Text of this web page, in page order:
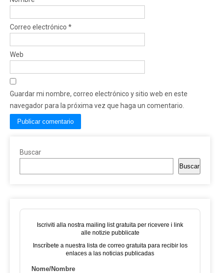
Correo electrónico *
Web
Guardar mi nombre, correo electrónico y sitio web en este
navegador para la próxima vez que haga un comentario.
Buscar
Buscar
Iscriviti alla nostra mailing list gratuita per ricevere i link
alle notizie pubblicate
Inscríbete a nuestra lista de correo gratuita para recibir los
enlaces a las noticias publicadas
Nome/Nombre